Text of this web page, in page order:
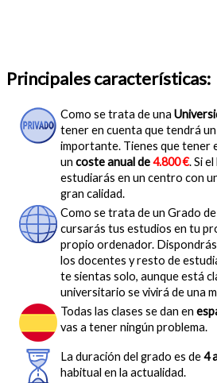
Principales características:
Como se trata de una
tener en cuenta que tendrá
importante. Tienes que tener
un coste anual de4.800 €. Si
estudiarás en un centro con
gran calidad.
Como se trata de un Grado
cursarás tus estudios en tu
propio ordenador. Dispondrás
los docentes y resto de
te sientas solo, aunque está
universitario se vivirá de una
Todas las clases se dan en
vas a tener ningún problema.
La duración del grado es de4
habitual en la actualidad.